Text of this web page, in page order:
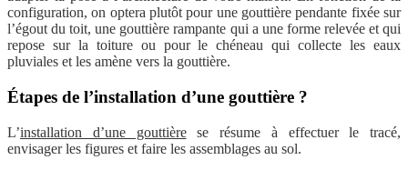
configuration, on optera plutôt pour une gouttière pendante fixée sur
l’égout du toit, une gouttière rampante qui a une forme relevée et qui
repose sur la toiture ou pour le chéneau qui collecte les eaux
pluviales et les amène vers la gouttière.
Étapes de l’installation d’une gouttière ?
L’installation d’une gouttièrese résume à effectuer le tracé,
envisager les figures et faire les assemblages au sol.